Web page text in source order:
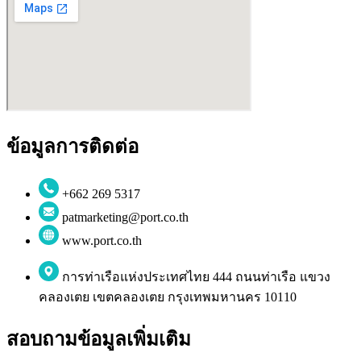
ข้อมูลการติดต่อ
+662 269 5317
patmarketing@port.co.th
www.port.co.th
การท่าเรือแห่งประเทศไทย 444 ถนนท่าเรือ แขวง
คลองเตย เขตคลองเตย กรุงเทพมหานคร 10110
สอบถามข้อมูลเพิ่มเติม